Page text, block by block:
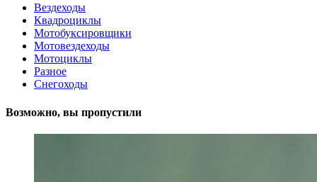
Вездеходы
Квадроциклы
Мотобуксировщики
Мотовездеходы
Мотоциклы
Разное
Снегоходы
Возможно, вы пропустили